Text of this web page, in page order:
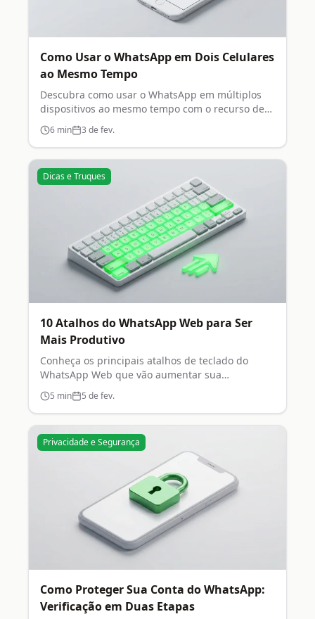
Como Usar o WhatsApp em Dois Celulares
ao Mesmo Tempo
Descubra como usar o WhatsApp em múltiplos
dispositivos ao mesmo tempo com o recurso de
aparelhos conectados.
6 min 3 de fev.
Dicas e Truques
10 Atalhos do WhatsApp Web para Ser
Mais Produtivo
Conheça os principais atalhos de teclado do
WhatsApp Web que vão aumentar sua
produtividade no dia a dia.
5 min 5 de fev.
Privacidade e Segurança
Como Proteger Sua Conta do WhatsApp:
Verificação em Duas Etapas